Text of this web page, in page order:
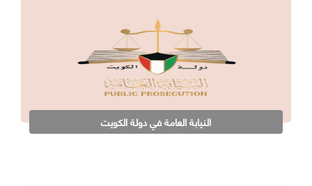
النيابة العامة في دولة الكويت